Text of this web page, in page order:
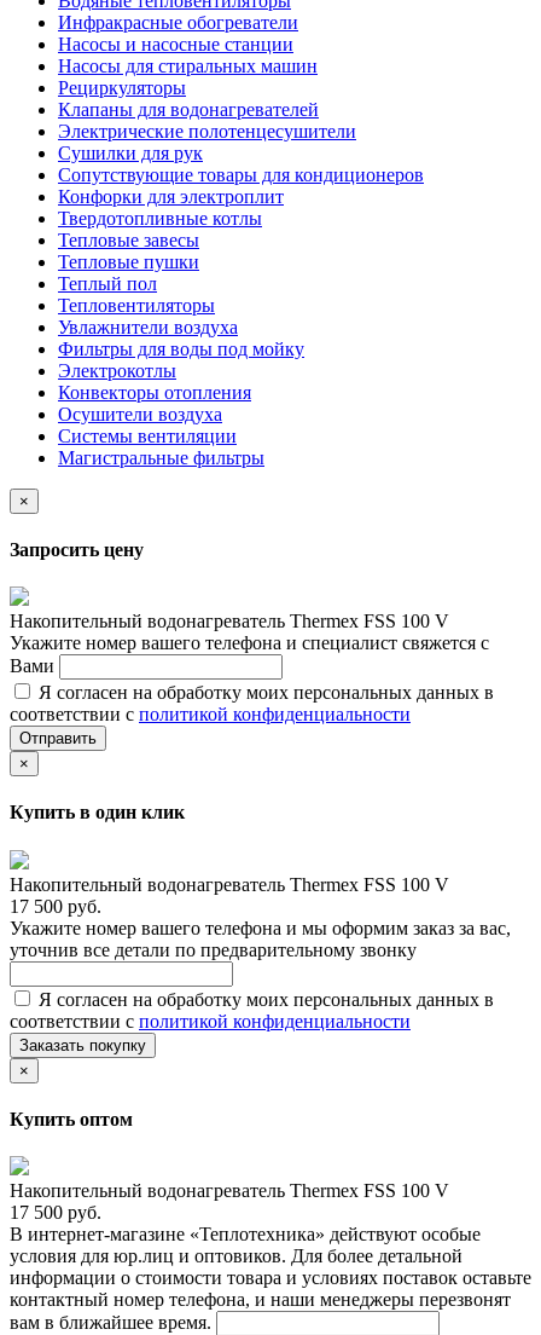
Инфракрасные обогреватели
Насосы и насосные станции
Насосы для стиральных машин
Рециркуляторы
Клапаны для водонагревателей
Электрические полотенцесушители
Сушилки для рук
Сопутствующие товары для кондиционеров
Конфорки для электроплит
Твердотопливные котлы
Тепловые завесы
Тепловые пушки
Теплый пол
Тепловентиляторы
Увлажнители воздуха
Фильтры для воды под мойку
Электрокотлы
Конвекторы отопления
Осушители воздуха
Системы вентиляции
Магистральные фильтры
×
Запросить цену
Накопительный водонагреватель Thermex FSS 100 V
Укажите номер вашего телефона и специалист свяжется с
Вами
Я согласен на обработку моих персональных данных в
соответствии с политикой конфиденциальности
Отправить
×
Купить в один клик
Накопительный водонагреватель Thermex FSS 100 V
17 500 руб.
Укажите номер вашего телефона и мы оформим заказ за вас,
уточнив все детали по предварительному звонку
Я согласен на обработку моих персональных данных в
соответствии с политикой конфиденциальности
Заказать покупку
×
Купить оптом
Накопительный водонагреватель Thermex FSS 100 V
17 500 руб.
В интернет-магазине «Теплотехника» действуют особые
условия для юр.лиц и оптовиков. Для более детальной
информации о стоимости товара и условиях поставок оставьте
контактный номер телефона, и наши менеджеры перезвонят
вам в ближайшее время.